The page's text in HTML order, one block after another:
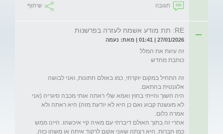
תגובה שיתוף
RE: תת מודע אשמח לעזרה בפרשנות
27/01/2026 | 01:41 | מאת: נעמה
זה התחיל במקום יוקרתי, כמו באולם חתונות, ואני לבושה
היה חשוך והייתי בחוץ ואמא שלי ראתה אותי מכבה סיגריה (אני
לא מעשנת קבוע ואם כן היא לא יודעת מזה) היא ראתה ולא
אחרי זה בתוך האולם דיברתי עם מאיה קיי איכשהו. היינו ממש